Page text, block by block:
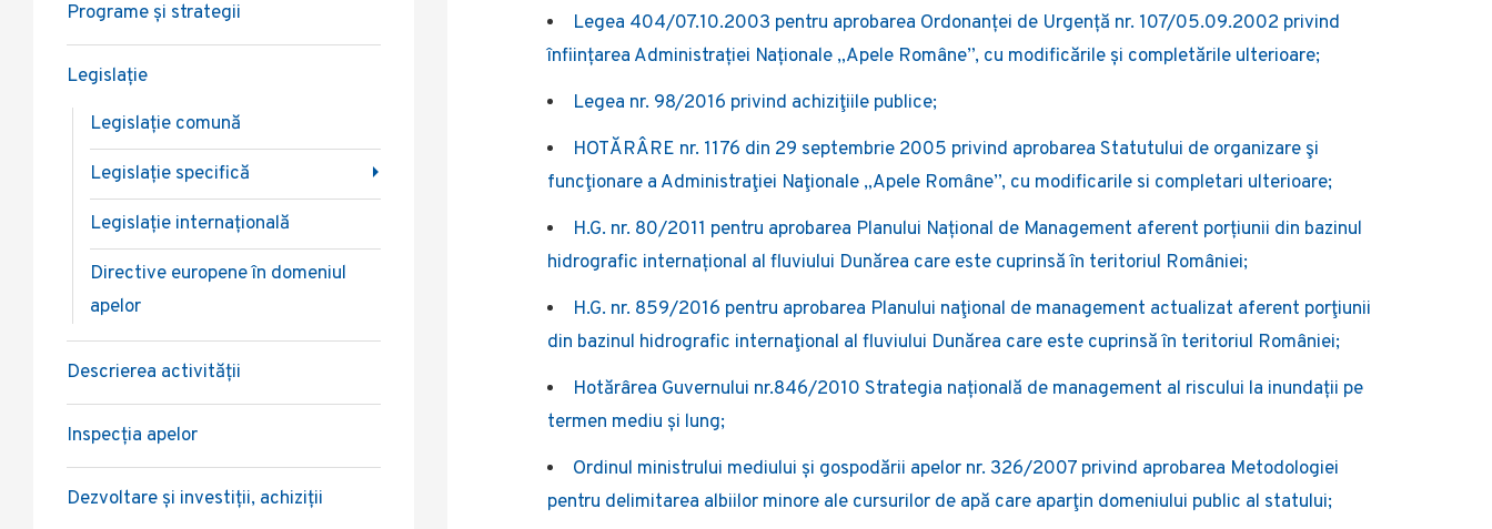
Legea 404/07.10.2003 pentru aprobarea Ordonanței de Urgență nr. 107/05.09.2002 privind
înființarea Administrației Naționale „Apele Române”, cu modificările și completările ulterioare;
Legea nr. 98/2016 privind achiziţiile publice;
HOTĂRÂRE nr. 1176 din 29 septembrie 2005 privind aprobarea Statutului de organizare şi
funcţionare a Administraţiei Naţionale „Apele Române”, cu modificarile si completari ulterioare;
H.G. nr. 80/2011 pentru aprobarea Planului Național de Management aferent porțiunii din bazinul
hidrografic internațional al fluviului Dunărea care este cuprinsă în teritoriul României;
H.G. nr. 859/2016 pentru aprobarea Planului naţional de management actualizat aferent porţiunii
din bazinul hidrografic internaţional al fluviului Dunărea care este cuprinsă în teritoriul României;
Hotărârea Guvernului nr.846/2010 Strategia națională de management al riscului la inundații pe
termen mediu și lung;
Ordinul ministrului mediului și gospodării apelor nr. 326/2007 privind aprobarea Metodologiei
pentru delimitarea albiilor minore ale cursurilor de apă care aparţin domeniului public al statului;
Programe și strategii
Legislație
Legislație comună
Legislație specifică
Legislație internațională
Directive europene în domeniul
apelor
Descrierea activității
Inspecția apelor
Dezvoltare și investiții, achiziții